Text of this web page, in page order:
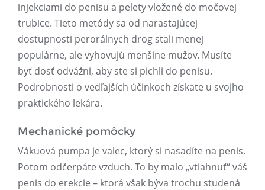
injekciami do penisu a pelety vložené do močovej
trubice. Tieto metódy sa od narastajúcej
dostupnosti perorálnych drog stali menej
populárne, ale vyhovujú menšine mužov. Musíte
byť dosť odvážni, aby ste si pichli do penisu.
Podrobnosti o vedľajších účinkoch získate u svojho
praktického lekára.
Mechanické pomôcky
Vákuová pumpa je valec, ktorý si nasadíte na penis.
Potom odčerpáte vzduch. To by malo „vtiahnuť“ váš
penis do erekcie – ktorá však býva trochu studená